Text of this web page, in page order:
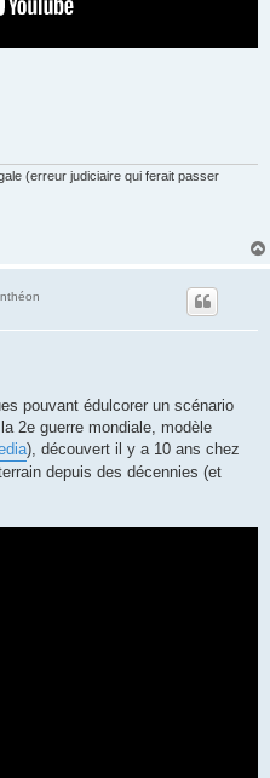
(erreur judiciaire qui ferait passer
pouvant édulcorer un scénario
2e guerre mondiale, modèle
), découvert il y a 10 ans chez
depuis des décennies (et